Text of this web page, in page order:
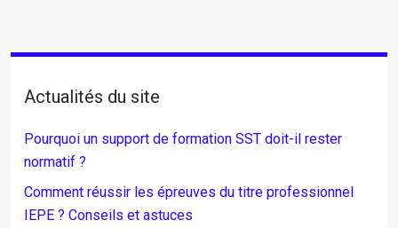
Actualités du site
Pourquoi un support de formation SST doit-il rester
normatif ?
Comment réussir les épreuves du titre professionnel
IEPE ? Conseils et astuces